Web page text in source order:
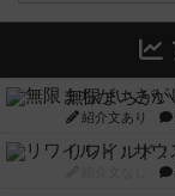
無限まちが
紹介文あり
リワイルド